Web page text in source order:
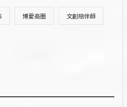
博愛商圈 文創陪伴師